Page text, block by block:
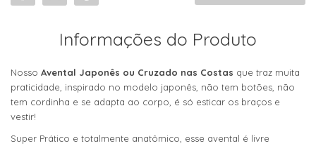
Informações do Produto
Nosso Avental Japonês ou Cruzado nas Costas que traz muita
praticidade, inspirado no modelo japonês, não tem botões, não
tem cordinha e se adapta ao corpo, é só esticar os braços e
vestir!
Super Prático e totalmente anatômico, esse avental é livre